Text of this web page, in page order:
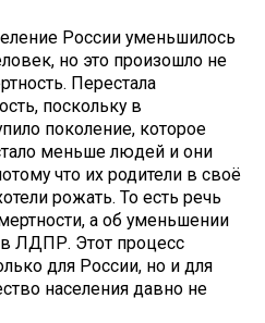
России уменьшилось
но это произошло не
Перестала
поскольку в
поколение, которое
меньше людей и они
что их родители в своё
рожать. То есть речь
а об уменьшении
ЛДПР. Этот процесс
для России, но и для
населения давно не